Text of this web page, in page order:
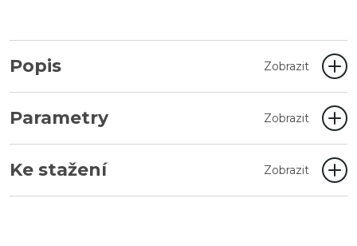
Popis Zobrazit
Parametry Zobrazit
Ke stažení Zobrazit